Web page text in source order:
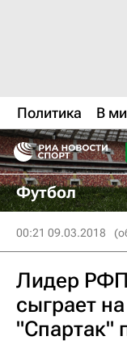
Политика В
Футбол
00:21 09.03.2018
Лидер
сыграет
"Спартак"